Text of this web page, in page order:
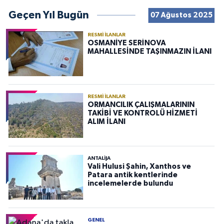
Geçen Yıl Bugün 07 Ağustos 2025
RESMI İLANLAR
OSMANİYE SERİNOVA
MAHALLESİNDE TAŞINMAZIN İLANI
RESMI İLANLAR
ORMANCILIK ÇALIŞMALARININ
TAKİBİ VE KONTROLÜ HİZMETİ
ALIM İLANI
ANTALIJA
Vali Hulusi Şahin, Xanthos ve
Patara antik kentlerinde
incelemelerde bulundu
GENEL